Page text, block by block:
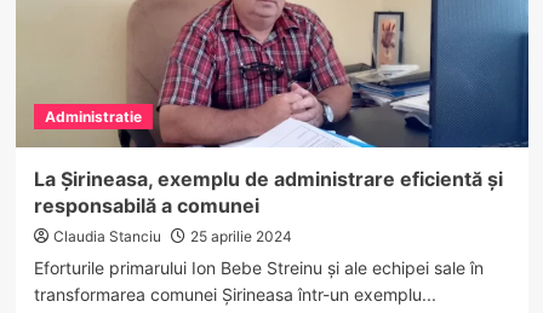
Administratie
La Șirineasa, exemplu de administrare eficientă și
responsabilă a comunei
Claudia Stanciu 25 aprilie 2024
Eforturile primarului Ion Bebe Streinu și ale echipei sale în
transformarea comunei Șirineasa într-un exemplu...